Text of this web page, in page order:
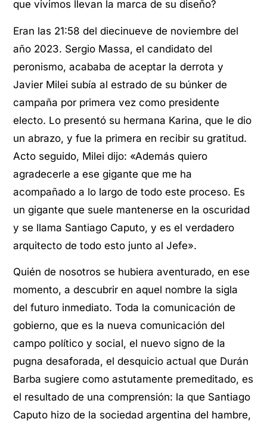
que vivimos llevan la marca de su diseño?
Eran las 21:58 del diecinueve de noviembre del
año 2023. Sergio Massa, el candidato del
peronismo, acababa de aceptar la derrota y
Javier Milei subía al estrado de su búnker de
campaña por primera vez como presidente
electo. Lo presentó su hermana Karina, que le dio
un abrazo, y fue la primera en recibir su gratitud.
Acto seguido, Milei dijo: «Además quiero
agradecerle a ese gigante que me ha
acompañado a lo largo de todo este proceso. Es
un gigante que suele mantenerse en la oscuridad
y se llama Santiago Caputo, y es el verdadero
arquitecto de todo esto junto al Jefe».
Quién de nosotros se hubiera aventurado, en ese
momento, a descubrir en aquel nombre la sigla
del futuro inmediato. Toda la comunicación de
gobierno, que es la nueva comunicación del
campo político y social, el nuevo signo de la
pugna desaforada, el desquicio actual que Durán
Barba sugiere como astutamente premeditado, es
el resultado de una comprensión: la que Santiago
Caputo hizo de la sociedad argentina del hambre,